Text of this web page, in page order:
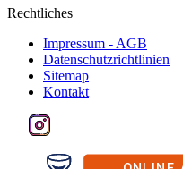
Rechtliches
Impressum - AGB
Datenschutzrichtlinien
Sitemap
Kontakt